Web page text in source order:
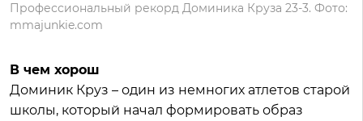
Профессиональный рекорд Доминика Круза 23-3. Фото:
mmajunkie.com
В чем хорош
Доминик Круз – один из немногих атлетов старой
школы, который начал формировать образ